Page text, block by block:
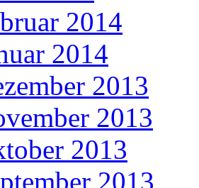
2014
2014
2013
2013
2013
2013